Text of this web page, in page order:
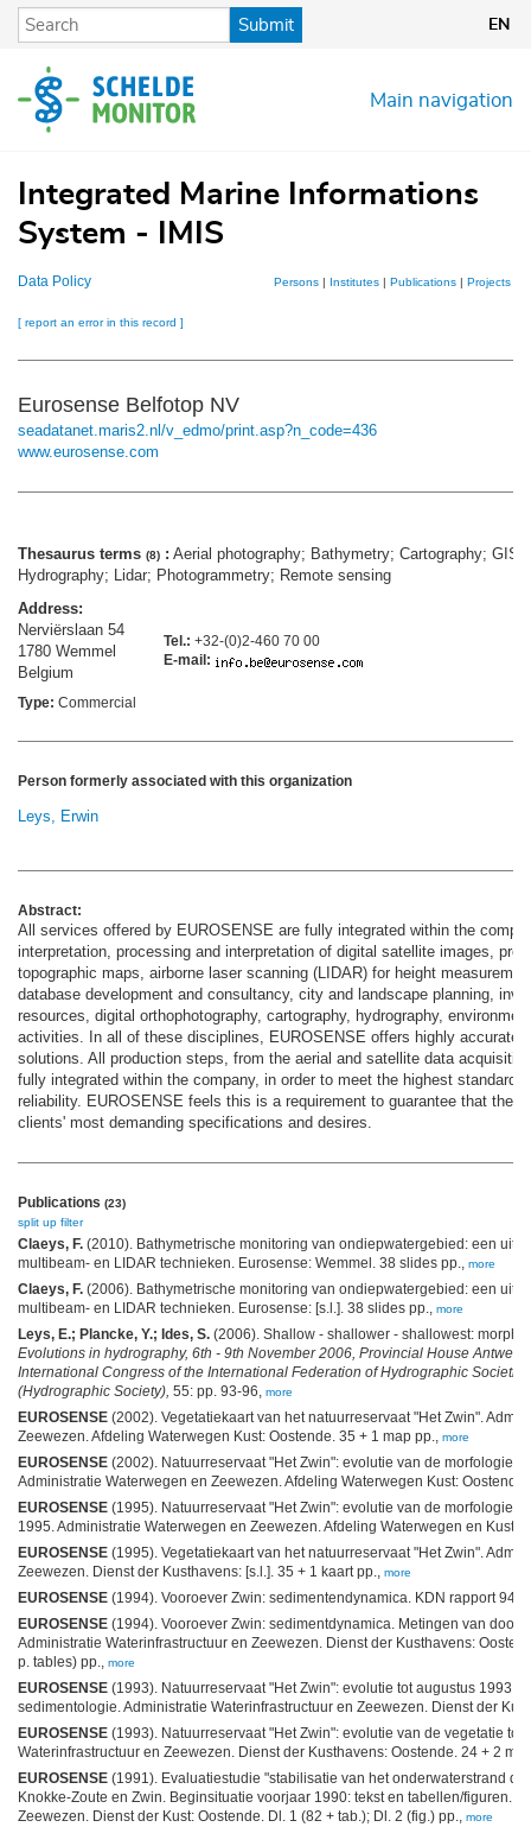
Skip
content
Submit EN
Main navigation
Integrated Marine Informations
System - IMIS
Data Policy Persons| Institutes| Publications| Projects|
[ report an error in this record ]
Eurosense Belfotop NV
seadatanet.maris2.nl/v_edmo/print.asp?n_code=436
www.eurosense.com
Thesaurus terms (8) : Aerial photography; Bathymetry; Cartography; GIS;
Hydrography; Lidar; Photogrammetry; Remote sensing
Address:
Nerviërslaan 54
1780 Wemmel
Belgium
Tel.: +32-(0)2-460 70 00
E-mail:
Type: Commercial
Person formerly associated with this organization
Leys, Erwin
Abstract:
All services offered by EUROSENSE are fully integrated within the
interpretation, processing and interpretation of digital satellite images,
topographic maps, airborne laser scanning (LIDAR) for height
database development and consultancy, city and landscape planning,
resources, digital orthophotography, cartography, hydrography,
activities. In all of these disciplines, EUROSENSE offers highly accurate
solutions. All production steps, from the aerial and satellite data
fully integrated within the company, in order to meet the highest
reliability. EUROSENSE feels this is a requirement to guarantee that the
clients' most demanding specifications and desires.
Publications (23)
split up filter
Claeys, F. (2010). Bathymetrische monitoring van ondiepwatergebied: een
multibeam- en LIDAR technieken. Eurosense: Wemmel. 38 slides pp., more
Claeys, F. (2006). Bathymetrische monitoring van ondiepwatergebied: een
multibeam- en LIDAR technieken. Eurosense: [s.l.]. 38 slides pp., more
Leys, E.; Plancke, Y.; Ides, S. (2006). Shallow - shallower - shallowest:
Evolutions in hydrography, 6th - 9th November 2006, Provincial House
International Congress of the International Federation of Hydrographic
(Hydrographic Society), 55: pp. 93-96, more
EUROSENSE (2002). Vegetatiekaart van het natuurreservaat "Het Zwin".
Zeewezen. Afdeling Waterwegen Kust: Oostende. 35 + 1 map pp., more
EUROSENSE (2002). Natuurreservaat "Het Zwin": evolutie van de morfologie
Administratie Waterwegen en Zeewezen. Afdeling Waterwegen Kust:
EUROSENSE (1995). Natuurreservaat "Het Zwin": evolutie van de morfologie
1995. Administratie Waterwegen en Zeewezen. Afdeling Waterwegen en Kust:
EUROSENSE (1995). Vegetatiekaart van het natuurreservaat "Het Zwin".
Zeewezen. Dienst der Kusthavens: [s.l.]. 35 + 1 kaart pp., more
EUROSENSE (1994). Vooroever Zwin: sedimentendynamica. KDN rapport
EUROSENSE (1994). Vooroever Zwin: sedimentdynamica. Metingen van
Administratie Waterinfrastructuur en Zeewezen. Dienst der Kusthavens:
p. tables) pp., more
EUROSENSE (1993). Natuurreservaat "Het Zwin": evolutie tot augustus 1993:
sedimentologie. Administratie Waterinfrastructuur en Zeewezen. Dienst der
EUROSENSE (1993). Natuurreservaat "Het Zwin": evolutie van de vegetatie tot
Waterinfrastructuur en Zeewezen. Dienst der Kusthavens: Oostende. 24 + 2
EUROSENSE (1991). Evaluatiestudie "stabilisatie van het onderwaterstrand
Knokke-Zoute en Zwin. Beginsituatie voorjaar 1990: tekst en tabellen/figuren.
Zeewezen. Dienst der Kust: Oostende. Dl. 1 (82 + tab.); Dl. 2 (fig.) pp., more